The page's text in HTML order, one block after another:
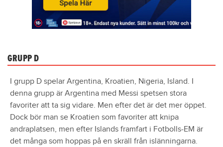
GRUPP D
I grupp D spelar Argentina, Kroatien, Nigeria, Island. I
denna grupp är Argentina med Messi spetsen stora
favoriter att ta sig vidare. Men efter det är det mer öppet.
Dock bör man se Kroatien som favoriter att knipa
andraplatsen, men efter Islands framfart i Fotbolls-EM är
det många som hoppas på en skräll från islänningarna.